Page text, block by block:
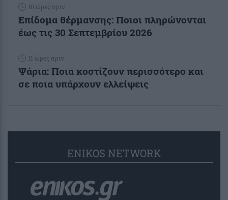
10 ώρες πριν
Επίδομα θέρμανσης: Ποιοι πληρώνονται
έως τις 30 Σεπτεμβρίου 2026
11 ώρες πριν
Ψάρια: Ποια κοστίζουν περισσότερο και
σε ποια υπάρχουν ελλείψεις
ENIKOS NETWORK